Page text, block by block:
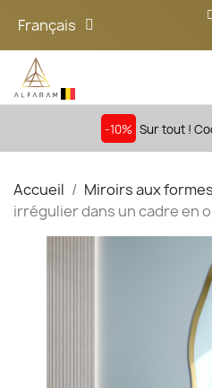
Français
-10% Sur tout !
Accueil Miroirs aux
irrégulier dans un cadre en